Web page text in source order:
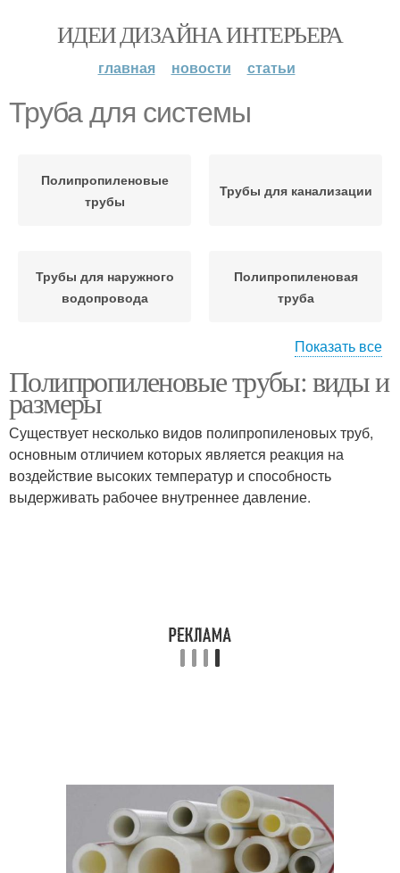
ИДЕИ ДИЗАЙНА ИНТЕРЬЕРА
главная новости статьи
Труба для системы
Полипропиленовые
трубы
Трубы для канализации
Трубы для наружного
водопровода
Полипропиленовая
труба
проекта
Трубы для систем
Трубы по маркировке
Показать все
Полипропиленовые трубы: виды и
размеры
Существует несколько видов полипропиленовых труб,
основным отличием которых является реакция на
воздействие высоких температур и способность
выдерживать рабочее внутреннее давление.